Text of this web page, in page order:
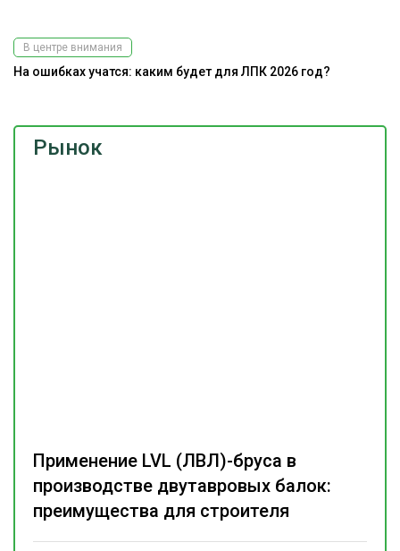
Рынок
Применение LVL (ЛВЛ)-бруса в
производстве двутавровых балок:
преимущества для строителя
В центре внимания
На ошибках учатся: каким будет для ЛПК 2026 год?